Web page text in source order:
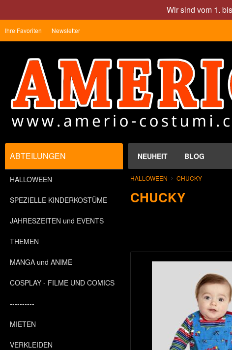
Wir sind vom 1.
Ihre Favoriten Newsletter
NEUHEIT BLOG
ABTEILUNGEN
HALLOWEEN
SPEZIELLE KINDERKOSTÜME
JAHRESZEITEN und EVENTS
THEMEN
MANGA und ANIME
COSPLAY - FILME UND COMICS
----------
MIETEN
VERKLEIDEN
HALLOWEEN CHUCKY
CHUCKY